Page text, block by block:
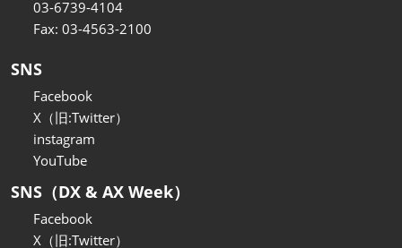
03-6739-4104
Fax: 03-4563-2100
SNS
Facebook
X（旧:Twitter）
instagram
YouTube
SNS（DX & AX Week）
Facebook
X（旧:Twitter）